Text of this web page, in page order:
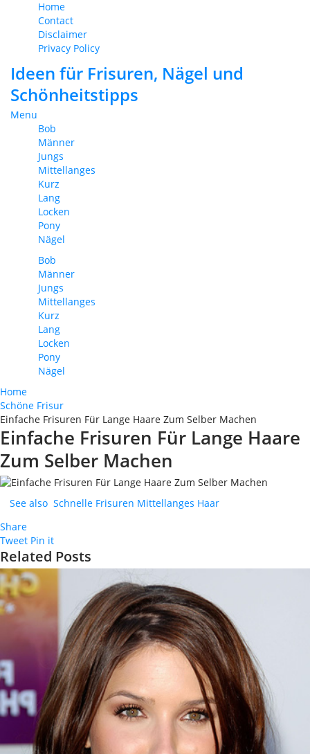
Home
Contact
Disclaimer
Privacy Policy
Ideen für Frisuren, Nägel und
Schönheitstipps
Menu
Bob
Männer
Jungs
Mittellanges
Kurz
Lang
Locken
Pony
Nägel
Bob
Männer
Jungs
Mittellanges
Kurz
Lang
Locken
Pony
Nägel
Home
Schöne Frisur
Einfache Frisuren Für Lange Haare Zum Selber Machen
Einfache Frisuren Für Lange Haare
Zum Selber Machen
See also Schnelle Frisuren Mittellanges Haar
Share
Tweet Pin it
Related Posts